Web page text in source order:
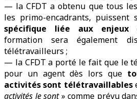
— la CFDT a obtenu que tous les
les primo-encadrants, puissent
spécifique liée aux enjeux
formation sera également
télétravailleurs ;
— la CFDT a porté le fait que le
pour un agent dès lors que
activités sont télétravaillables
activités le sont» comme prévu